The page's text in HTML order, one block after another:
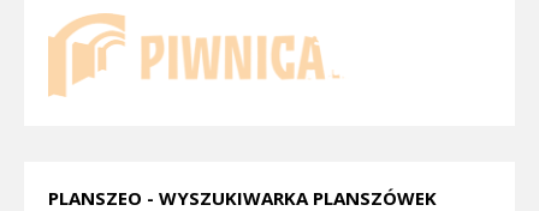
PLANSZEO - WYSZUKIWARKA PLANSZÓWEK